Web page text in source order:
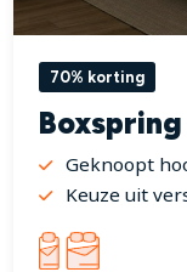
70% korting
Geknoopt
Keuze uit